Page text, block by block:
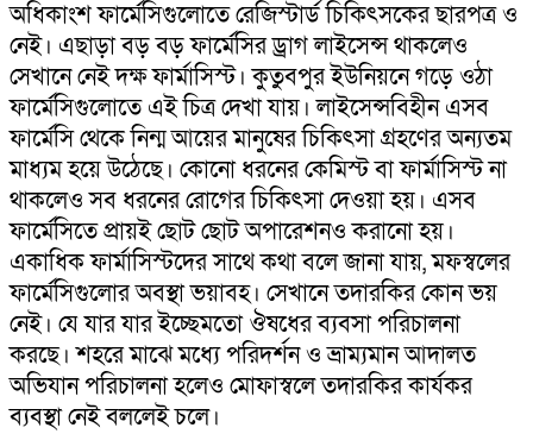
অধিকাংশ ফার্মেসিগুলোতে রেজিস্টার্ড চিকিৎসকের ছারপত্র ও
নেই। এছাড়া বড় বড় ফার্মেসির ড্রাগ লাইসেন্স থাকলেও
সেখানে নেই দক্ষ ফার্মাসিস্ট। কুতুবপুর ইউনিয়নে গড়ে ওঠা
ফার্মেসিগুলোতে এই চিত্র দেখা যায়। লাইসেন্সবিহীন এসব
ফার্মেসি থেকে নিন্ম আয়ের মানুষের চিকিৎসা গ্রহণের অন্যতম
মাধ্যম হয়ে উঠেছে। কোনো ধরনের কেমিস্ট বা ফার্মাসিস্ট না
থাকলেও সব ধরনের রোগের চিকিৎসা দেওয়া হয়। এসব
ফার্মেসিতে প্রায়ই ছোট ছোট অপারেশনও করানো হয়।
একাধিক ফার্মাসিস্টদের সাথে কথা বলে জানা যায়, মফস্বলের
ফার্মেসিগুলোর অবস্থা ভয়াবহ। সেখানে তদারকির কোন ভয়
নেই। যে যার যার ইচ্ছেমতো ঔষধের ব্যবসা পরিচালনা
করছে। শহরে মাঝে মধ্যে পরিদর্শন ও ভ্রাম্যমান আদালত
অভিযান পরিচালনা হলেও মোফাস্বলে তদারকির কার্যকর
ব্যবস্থা নেই বললেই চলে।